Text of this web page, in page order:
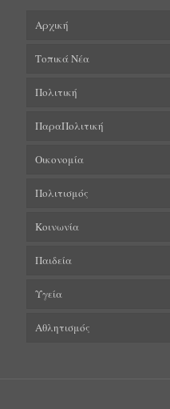
Αρχική
Τοπικά Νέα
Πολιτική
ΠαραΠολιτική
Οικονομία
Πολιτισμός
Κοινωνία
Παιδεία
Υγεία
Αθλητισμός